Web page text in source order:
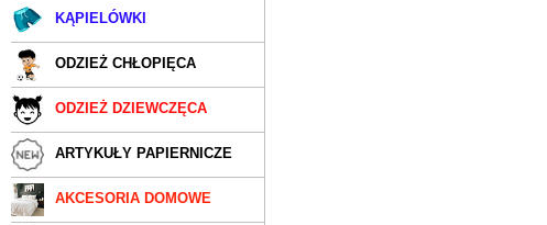
KĄPIELÓWKI
ODZIEŻ CHŁOPIĘCA
ODZIEŻ DZIEWCZĘCA
ARTYKUŁY PAPIERNICZE
AKCESORIA DOMOWE